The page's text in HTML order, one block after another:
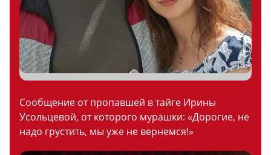
Сообщение от пропавшей в тайге Ирины
Усольцевой, от которого мурашки: «Дорогие, не
надо грустить, мы уже не вернемся!»